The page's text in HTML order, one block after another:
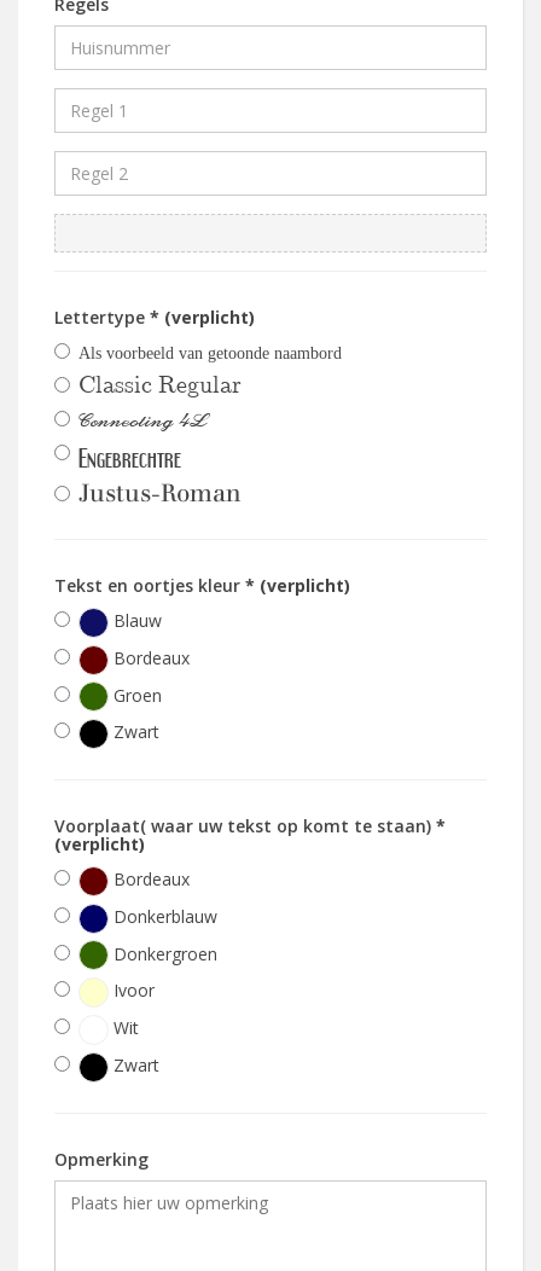
Lettertype * (verplicht)
Als voorbeeld van getoonde naambord
Classic Regular
Connecting 4L
Engebrechtre
Justus-Roman
Tekst en oortjes kleur * (verplicht)
Blauw
Bordeaux
Groen
Zwart
Voorplaat( waar uw tekst op komt te staan) *
(verplicht)
Bordeaux
Donkerblauw
Donkergroen
Ivoor
Wit
Zwart
Opmerking